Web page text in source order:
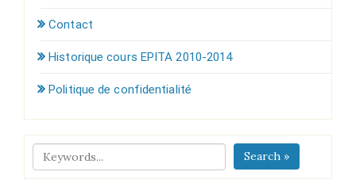
Contact
Historique cours EPITA 2010-2014
Politique de confidentialité
Search »